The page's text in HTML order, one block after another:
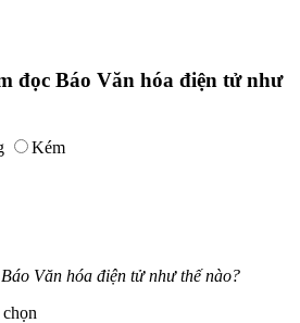
đọc Báo Văn hóa điện tử như
Kém
Văn hóa điện tử như thế nào?